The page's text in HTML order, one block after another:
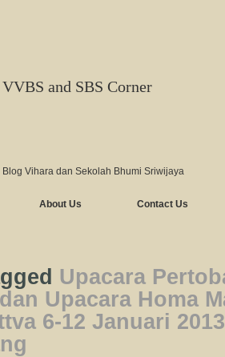
VVBS and SBS Corner
Blog Vihara dan Sekolah Bhumi Sriwijaya
About Us Contact Us
Upacara
Upacara Homa
6-12 Januari